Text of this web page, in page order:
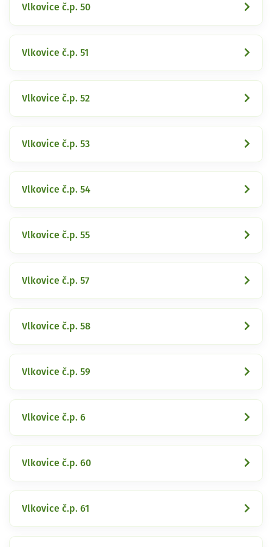
Vlkovice č.p. 50
Vlkovice č.p. 51
Vlkovice č.p. 52
Vlkovice č.p. 53
Vlkovice č.p. 54
Vlkovice č.p. 55
Vlkovice č.p. 57
Vlkovice č.p. 58
Vlkovice č.p. 59
Vlkovice č.p. 6
Vlkovice č.p. 60
Vlkovice č.p. 61